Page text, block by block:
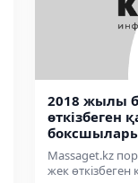
2018 жылы
өткізбеген
Massaget.kz
жек өткізбеген